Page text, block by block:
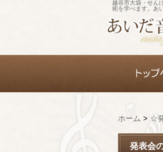
越谷市大袋・せん
術を学べます。あ
ホーム > ☆
発表会